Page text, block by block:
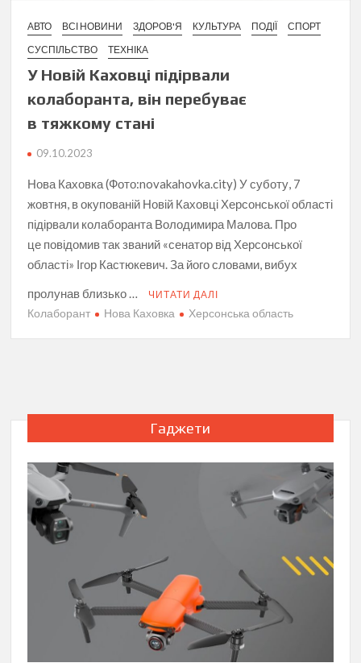
АВТО ВСІ НОВИНИ ЗДОРОВ'Я КУЛЬТУРА ПОДІЇ
СПОРТ
СУСПІЛЬСТВО
ТЕХНІКА
У Новій Каховці підірвали
колаборанта, він перебуває
в тяжкому стані
09.10.2023
Нова Каховка (Фото:novakahovka.city) У суботу, 7
жовтня, в окупованій Новій Каховці Херсонської області
підірвали колаборанта Володимира Малова. Про
це повідомив так званий «сенатор від Херсонської
області» Ігор Кастюкевич. За його словами, вибух
пролунав близько …
ЧИТАТИ ДАЛІ
Колаборант Нова Каховка Херсонська область
Гаджети